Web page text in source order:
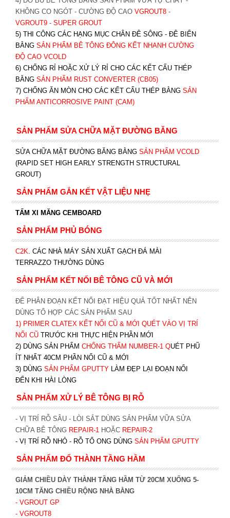
KHÔNG CO NGÓT - CƯỜNG ĐỘ CAO VGROUT8-
VGROUT9- SUPER GROUT
5) THI CÔNG CÁC HẠNG MỤC CHÂN ĐÊ SÔNG - ĐÊ BIỂN
BẰNG SẢN PHẨM BÊ TÔNG ĐÔNG KẾT NHANH CƯỜNG
ĐỘ CAO VCOLD
6) CHỐNG RỈ HOẶC XỬ LÝ RỈ CHO CÁC KẾT CẤU THÉP
BẰNG SẢN PHẨM RUST CONVERTER (CB05)
7) CHỐNG ĂN MÒN CHO CÁC KẾT CẤU THÉP BẰNG SẢN
PHẨM ANTICORROSIVE PAINT (CAM)
SẢN PHẨM SỬA CHỮA MẶT ĐƯỜNG BĂNG
SỬA CHỮA MẶT ĐƯỜNG BĂNG BẰNG SẢN PHẨM VCOLD
(RAPID SET HIGH EARLY STRENGTH STRUCTURAL
GROUT)
SẢN PHẨM GẮN KẾT VẬT LIỆU NHẸ
TẤM XI MĂNG CEMBOARD
SẢN PHẨM PHỦ BÓNG
C2K. CÁC NHÀ MÁY SẢN XUẤT GẠCH ĐÁ MÀI
TERRAZZO THƯỜNG DÙNG
SẢN PHẨM KẾT NỐI BÊ TÔNG CŨ VÀ MỚI
ĐỂ PHÂN ĐOẠN KẾT NỐI ĐẠT HIỆU QUẢ TỐT NHẤT NÊN
DÙNG TỔ HỢP CÁC SẢN PHẨM SAU
1) PRIMER CLATEX KẾT NỐI CŨ & MỚI QUÉT VÀO VỊ TRÍ
NỐI CŨ TRƯỚC KHI THỰC HIỆN PHẦN MỚI
2) DÙNG SẢN PHẨM CHỐNG THẤM NUMBER-1QUÉT PHŨ
ÍT NHẤT 40CM PHẦN NỐI CŨ & MỚI
3) DÙNG SẢN PHẨM GPUTTY LÀM ĐẸP LẠI ĐOẠN NỐI
ĐẾN KHI HÀI LÒNG
SẢN PHẨM XỬ LÝ BÊ TÔNG BỊ RỖ
- VỊ TRÍ RỖ SÂU - LÒI SẮT DÙNG SẢN PHẨM VỮA SỬA
CHỮA BÊ TÔNG REPAIR-1HOẶC REPAIR-2
- VỊ TRÍ RỖ NHỎ - RỖ TỔ ONG DÙNG SẢN PHẨM GPUTTY
SẢN PHẨM ĐỔ THÀNH TẦNG HẦM
GIẢM CHIỀU DÀY THÀNH TẦNG HẦM TỪ 20CM XUỐNG 5-
10CM TĂNG CHIỀU RỘNG NHÀ BẰNG
- VGROUT GP
- VGROUT8